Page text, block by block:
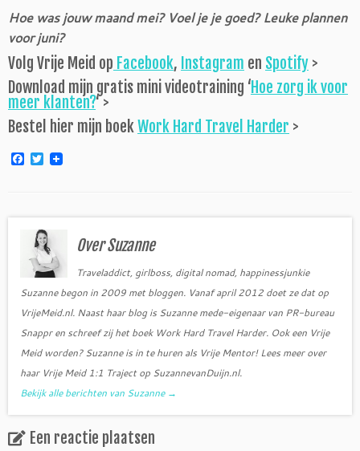
Hoe was jouw maand mei? Voel je je goed? Leuke plannen
voor juni?
Volg Vrije Meid op Facebook, Instagram en Spotify >
Download mijn gratis mini videotraining ‘Hoe zorg ik voor
meer klanten?‘ >
Bestel hier mijn boekWork Hard Travel Harder >
F
o
T
w
e
r
Over Suzanne
Traveladdict, girlboss, digital nomad, happinessjunkie
Suzanne begon in 2009 met bloggen. Vanaf april 2012 doet ze dat op
VrijeMeid.nl. Naast haar blog is Suzanne mede-eigenaar van PR-bureau
Snappr en schreef zij het boek Work Hard Travel Harder. Ook een Vrije
Meid worden? Suzanne is in te huren als Vrije Mentor! Lees meer over
haar Vrije Meid 1:1 Traject op SuzannevanDuijn.nl.
Bekijk alle berichten van Suzanne →
Een reactie plaatsen